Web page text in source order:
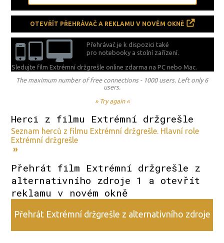
OTEVŘÍT PŘEHRÁVAČ A REKLAMU V NOVÉM OKNĚ
Přehrávač je k dispozici také
pro notebooky a stolní zařízení.
Sledujte film Extrémní držgrešle online zdarma naPC nebo Mac.
The maximum number of free connections - 1000 users. Left only 6
users.
» Try again «
Herci z filmu Extrémní držgrešle
Seznam herců z filmu Extrémní držgrešle. Hlavní role
Extrémní držgrešle
»
Přehrát film Extrémní držgrešle z
alternativního zdroje 1 a otevřít
reklamu v novém okně
Přehrát Extrémní držgrešle z alternativního zdroje